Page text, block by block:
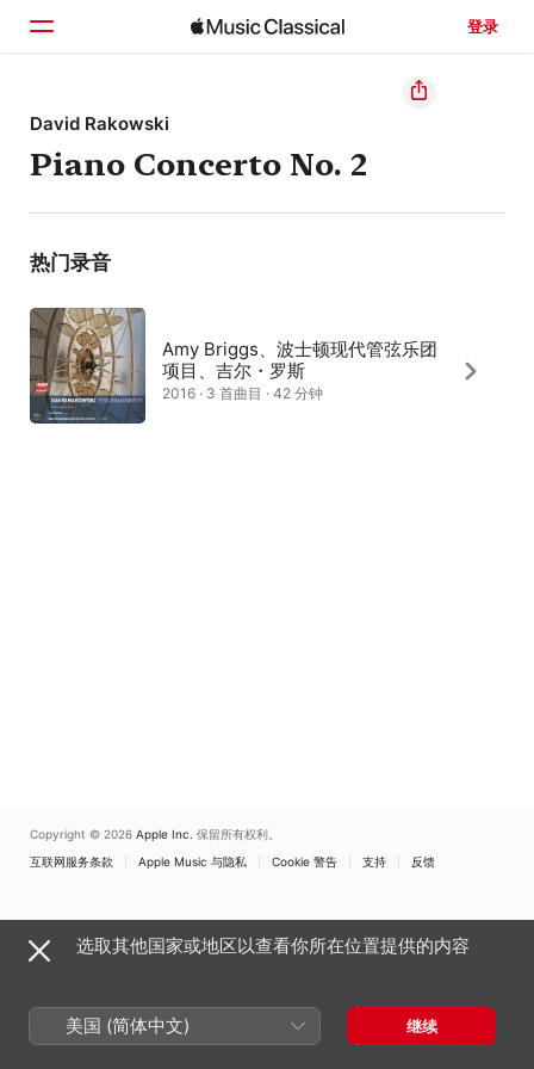
登录
主页
浏览
搜索
David Rakowski
Piano Concerto No. 2
热门录音
Amy Briggs、波士顿现代管弦乐团
项目、吉尔・罗斯
2016 · 3 首曲目 · 42 分钟
Copyright © 2026 Apple Inc. 保留所有权利。
互联网服务条款
Apple Music 与隐私 Cookie 警告 支持 反馈
选取其他国家或地区以查看你所在位置提供的内容
美国 (简体中文) 继续